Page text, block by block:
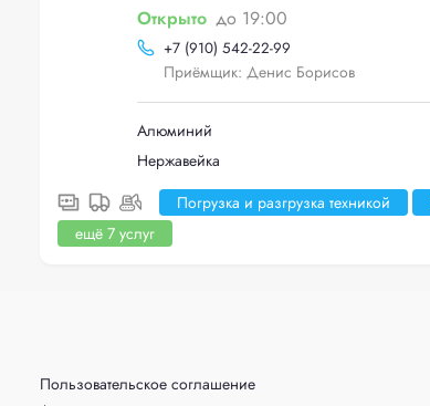
Открыто до 19:00
+7 (910) 542-22-99
Приёмщик: Денис Борисов
Алюминий
Нержавейка
Погрузка и разгрузка техникой
ещё 7 услуг
Пользовательское соглашение